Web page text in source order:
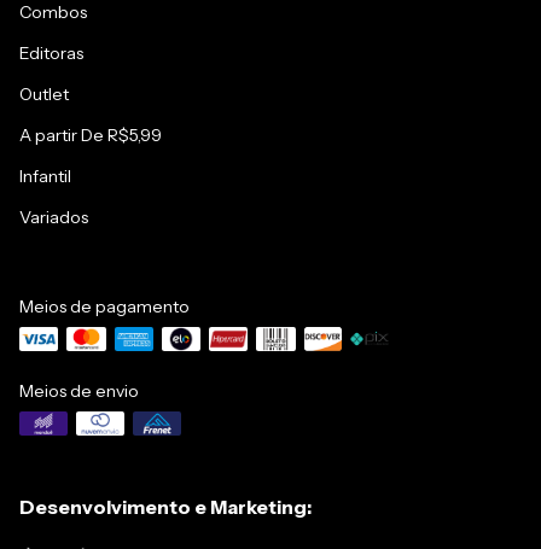
Combos
Editoras
Outlet
A partir De R$5,99
Infantil
Variados
Meios de pagamento
Meios de envio
Desenvolvimento e Marketing: